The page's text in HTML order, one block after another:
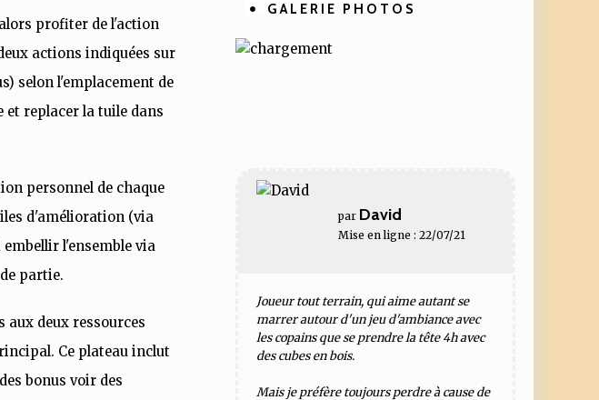
profiter de l'action
actions indiquées sur
selon l'emplacement de
et replacer la tuile dans
personnel de chaque
d'amélioration (via
embellir l'ensemble via
partie.
aux deux ressources
Ce plateau inclut
bonus voir des
GALERIE PHOTOS
par David
Mise en ligne : 22/07/21
Joueur tout terrain, qui aime autant se
marrer autour d'un jeu d'ambiance avec
les copains que se prendre la tête 4h avec
des cubes en bois.
Mais je préfère toujours perdre à cause de